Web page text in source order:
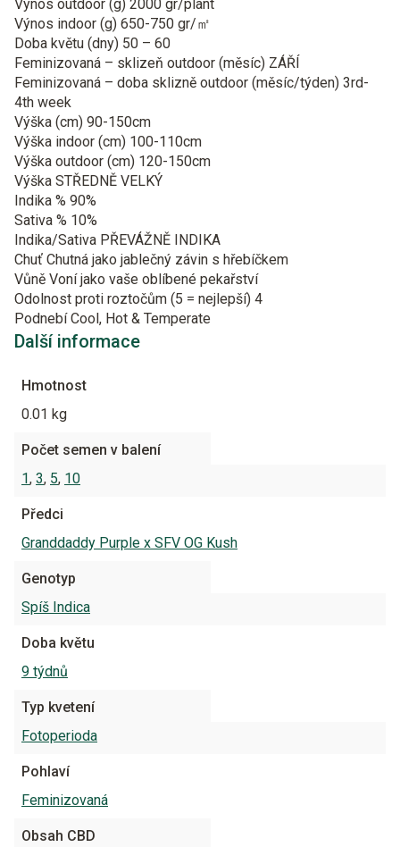
Výnos outdoor (g) 2000 gr/plant
Výnos indoor (g) 650-750 gr/㎡
Doba květu (dny) 50 – 60
Feminizovaná – sklizeň outdoor (měsíc) ZÁŘÍ
Feminizovaná – doba sklizně outdoor (měsíc/týden) 3rd-
4th week
Výška (cm) 90-150cm
Výška indoor (cm) 100-110cm
Výška outdoor (cm) 120-150cm
Výška STŘEDNĚ VELKÝ
Indika % 90%
Sativa % 10%
Indika/Sativa PŘEVÁŽNĚ INDIKA
Chuť Chutná jako jablečný závin s hřebíčkem
Vůně Voní jako vaše oblíbené pekařství
Odolnost proti roztočům (5 = nejlepší) 4
PodnebíCool, Hot & Temperate
Další informace
Hmotnost
0.01 kg
Počet semen v balení
1, 3, 5, 10
Předci
Granddaddy Purple x SFV OG Kush
Genotyp
Spíš Indica
Doba květu
9 týdnů
Typ kvetení
Fotoperioda
Pohlaví
Feminizovaná
Obsah CBD